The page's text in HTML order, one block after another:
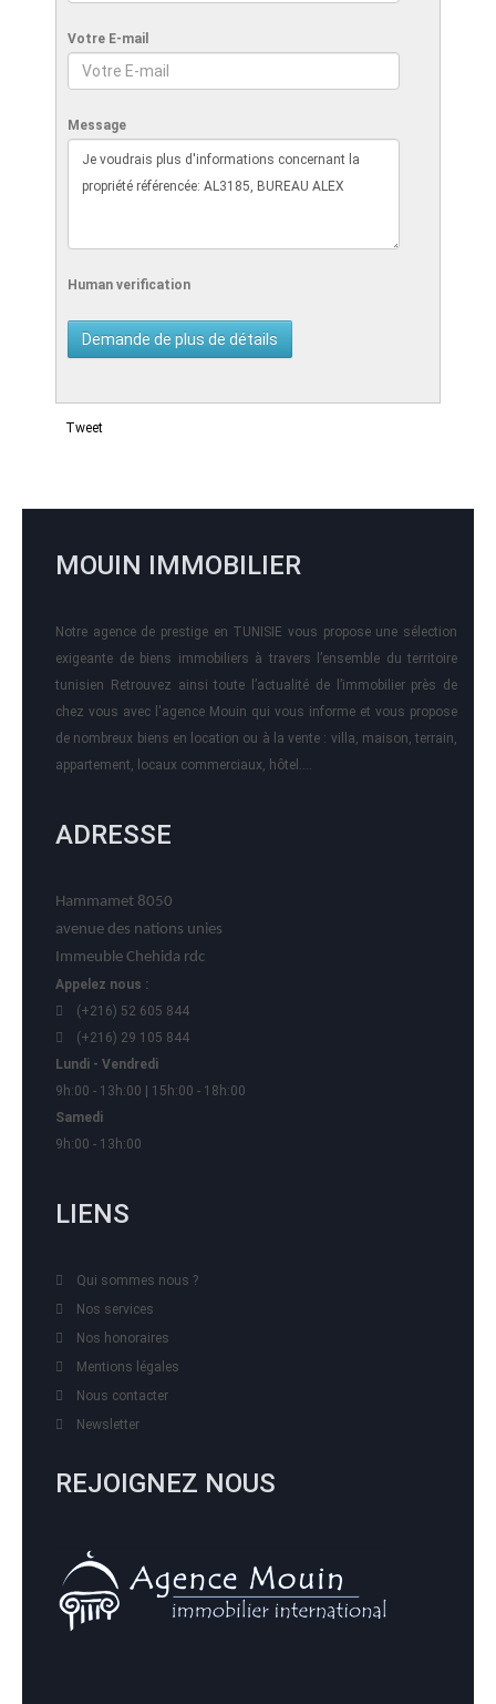
Votre E-mail
Message
Human verification
Tweet
MOUIN IMMOBILIER
Notre agence de prestige en TUNISIE vous propose une sélection
exigeante de biens immobiliers à travers l’ensemble du territoire
tunisien Retrouvez ainsi toute l’actualité de l’immobilier près de
chez vous avec l'agence Mouin qui vous informe et vous propose
de nombreux biens en location ou à la vente : villa, maison, terrain,
appartement, locaux commerciaux, hôtel….
ADRESSE
Hammamet 8050
avenue des nations unies
Immeuble Chehida rdc
Appelez nous :
(+216) 52 605 844
(+216) 29 105 844
Lundi - Vendredi
9h:00 - 13h:00 | 15h:00 - 18h:00
Samedi
9h:00 - 13h:00
LIENS
Qui sommes nous ?
Nos services
Nos honoraires
Mentions légales
Nous contacter
Newsletter
REJOIGNEZ NOUS